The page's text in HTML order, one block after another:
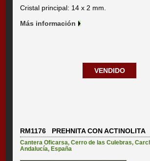
Cristal principal: 14 x 2 mm.
Más información
VENDIDO
RM1176 PREHNITA CON ACTINOLITA
Cantera Oficarsa,Cerro de las Culebras,
Andalucía, España